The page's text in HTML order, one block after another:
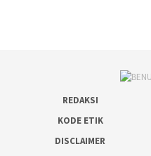
REDAKSI
KODE ETIK
DISCLAIMER